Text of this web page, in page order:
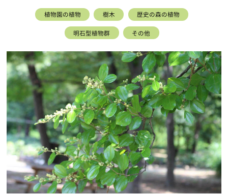
植物園の植物 樹木 歴史の森の植物
明石型植物群 その他